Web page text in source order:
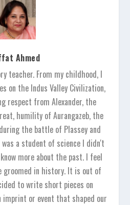
Ahmed
teacher. From my childhood, I
on the Indus Valley Civilization,
respect from Alexander, the
humility of Aurangazeb, the
the battle of Plassey and
a student of science I didn't
more about the past. I feel
groomed in history. It is out of
to write short pieces on
imprint or event that shaped our